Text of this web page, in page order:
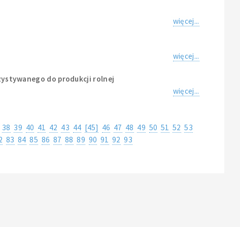
więcej...
więcej...
do produkcji rolnej
więcej...
38 39 40 41 42 43 44 [45] 46 47 48 49 50 51 52 53
83 84 85 86 87 88 89 90 91 92 93